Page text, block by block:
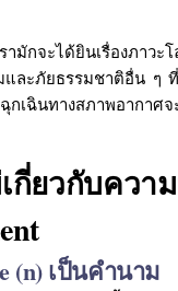
มักจะได้ยินเรื่องภาวะ
ละภัยธรรมชาติอื่น ๆ ที่
กเฉินทางสภาพอากาศจ
กี่ยวกับควา
(n) เป็นคำนาม